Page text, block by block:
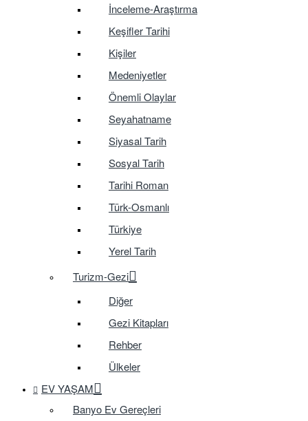
İnceleme-Araştırma
Keşifler Tarihi
Kişiler
Medeniyetler
Önemli Olaylar
Seyahatname
Siyasal Tarih
Sosyal Tarih
Tarihi Roman
Türk-Osmanlı
Türkiye
Yerel Tarih
Turizm-Gezi
Diğer
Gezi Kitapları
Rehber
Ülkeler
EV YAŞAM
Banyo Ev Gereçleri